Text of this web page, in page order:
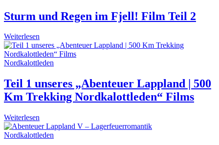
Sturm und Regen im Fjell! Film Teil 2
Weiterlesen
Nordkalottleden
Teil 1 unseres „Abenteuer Lappland | 500
Km Trekking Nordkalottleden“ Films
Weiterlesen
Nordkalottleden